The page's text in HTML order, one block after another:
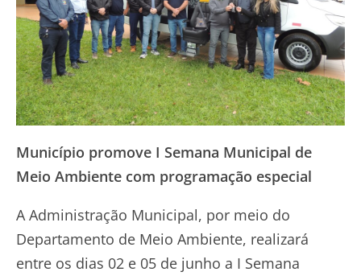
Município promove I Semana Municipal de
Meio Ambiente com programação especial
A Administração Municipal, por meio do
Departamento de Meio Ambiente, realizará
entre os dias 02 e 05 de junho a I Semana